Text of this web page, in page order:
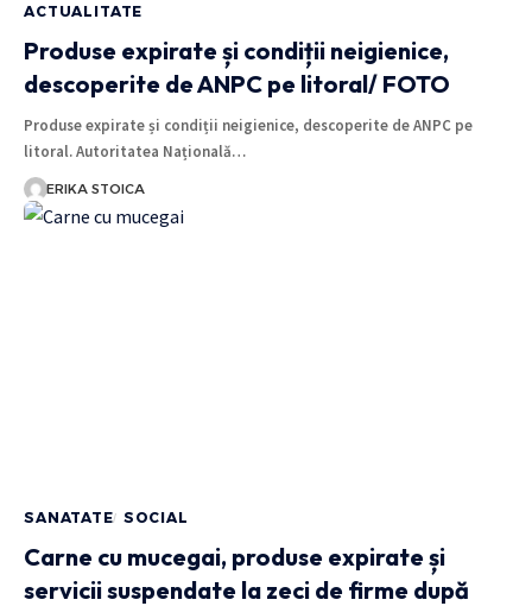
ACTUALITATE
Produse expirate și condiții neigienice,
descoperite de ANPC pe litoral/ FOTO
Produse expirate și condiții neigienice, descoperite de ANPC pe
litoral. Autoritatea Națională…
ERIKA STOICA
SANATATE SOCIAL
Carne cu mucegai, produse expirate și
servicii suspendate la zeci de firme după